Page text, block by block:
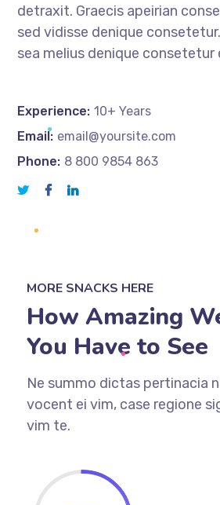
detraxit. Graecis apeirian
sed vidisse denique
sea melius denique consetetur
Experience: 10+ Years
Email: email@yoursite.com
Phone: 8 800 9854 863
MORE SNACKS HERE
How Amazing
You Have to See
Ne summo dictas pertinacia
vocent ei vim, case regione
vim te.